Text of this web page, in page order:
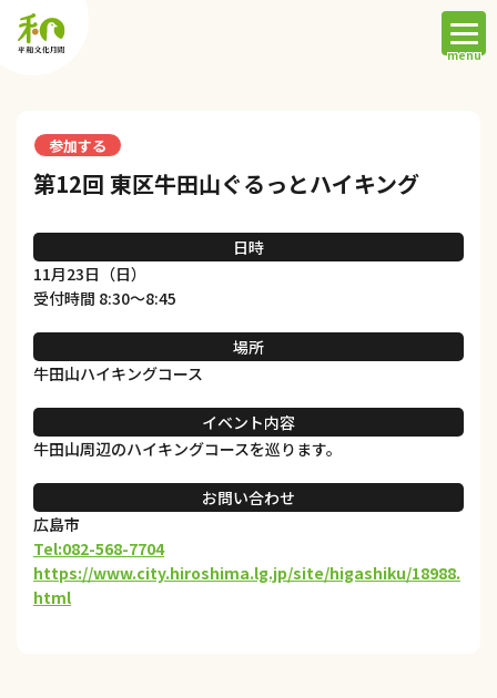
参加する
第12回 東区牛田山ぐるっとハイキング
日時
11月23日（日）
受付時間 8:30～8:45
場所
牛田山ハイキングコース
イベント内容
牛田山周辺のハイキングコースを巡ります。
お問い合わせ
広島市
Tel:082-568-7704
https://www.city.hiroshima.lg.jp/site/higashiku/18988.
html